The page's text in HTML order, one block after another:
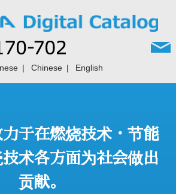
Chinese English
于在燃烧技术・节能
术各方面为社会做出
贡献。